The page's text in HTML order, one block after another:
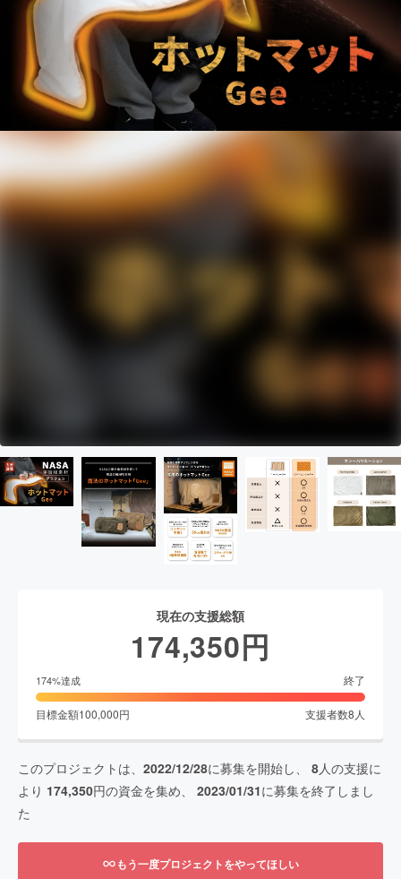
現在の支援総額
174,350円
174%達成 終了
目標金額100,000円 支援者数8 人
このプロジェクトは、 2022/12/28に募集を開始し、 8人の支援に
より 174,350円の資金を集め、 2023/01/31に募集を終了しまし
た
もう一度プロジェクトをやってほしい